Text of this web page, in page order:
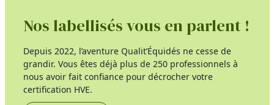
Nos labellisés vous en parlent !
Depuis 2022, l’aventure Qualit’Équidés ne cesse de
grandir. Vous êtes déjà plus de 250 professionnels à
nous avoir fait confiance pour décrocher votre
certification HVE.